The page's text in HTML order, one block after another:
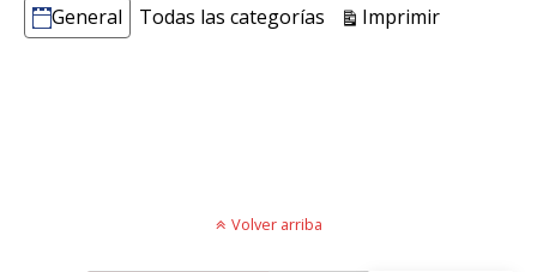
Categorías
General Todas las categorías ImprimirVistas
Volver arriba